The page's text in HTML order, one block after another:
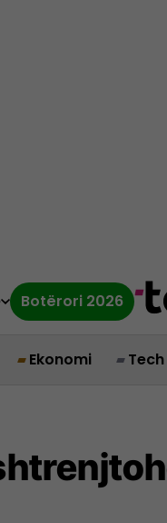
Botërori 2026
Ekonomi Tech